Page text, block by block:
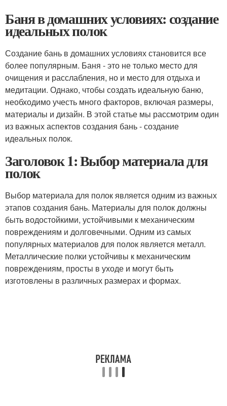
Баня в домашних условиях: создание
идеальных полок
Создание бань в домашних условиях становится все
более популярным. Баня - это не только место для
очищения и расслабления, но и место для отдыха и
медитации. Однако, чтобы создать идеальную баню,
необходимо учесть много факторов, включая размеры,
материалы и дизайн. В этой статье мы рассмотрим один
из важных аспектов создания бань - создание
идеальных полок.
Заголовок 1: Выбор материала для
полок
Выбор материала для полок является одним из важных
этапов создания бань. Материалы для полок должны
быть водостойкими, устойчивыми к механическим
повреждениям и долговечными. Одним из самых
популярных материалов для полок является металл.
Металлические полки устойчивы к механическим
повреждениям, просты в уходе и могут быть
изготовлены в различных размерах и формах.